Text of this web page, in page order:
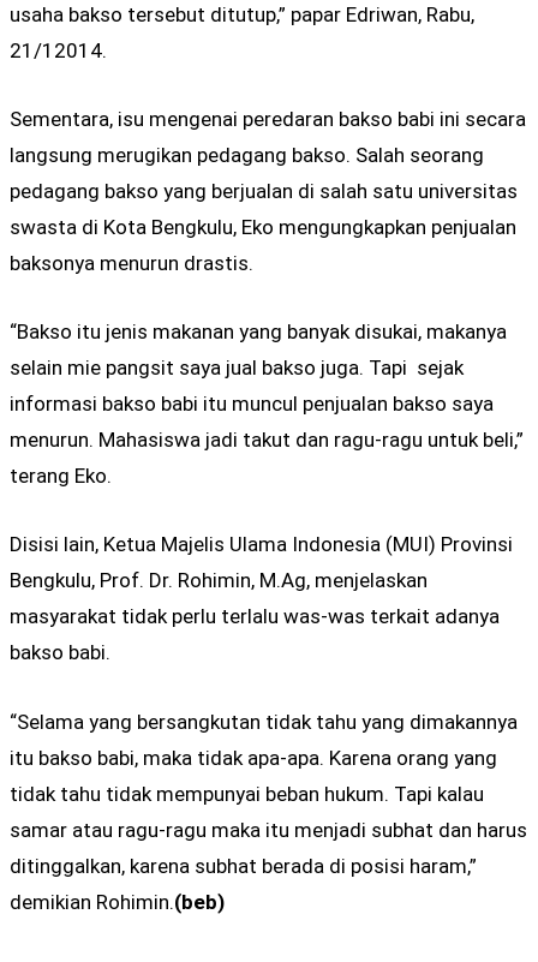
usaha bakso tersebut ditutup,” papar Edriwan, Rabu,
21/12014.
Sementara, isu mengenai peredaran bakso babi ini secara
langsung merugikan pedagang bakso. Salah seorang
pedagang bakso yang berjualan di salah satu universitas
swasta di Kota Bengkulu, Eko mengungkapkan penjualan
baksonya menurun drastis.
“Bakso itu jenis makanan yang banyak disukai, makanya
selain mie pangsit saya jual bakso juga. Tapi sejak
informasi bakso babi itu muncul penjualan bakso saya
menurun. Mahasiswa jadi takut dan ragu-ragu untuk beli,”
terang Eko.
Disisi lain, Ketua Majelis Ulama Indonesia (MUI) Provinsi
Bengkulu, Prof. Dr. Rohimin, M.Ag, menjelaskan
masyarakat tidak perlu terlalu was-was terkait adanya
bakso babi.
“Selama yang bersangkutan tidak tahu yang dimakannya
itu bakso babi, maka tidak apa-apa. Karena orang yang
tidak tahu tidak mempunyai beban hukum. Tapi kalau
samar atau ragu-ragu maka itu menjadi subhat dan harus
ditinggalkan, karena subhat berada di posisi haram,”
demikian Rohimin.(beb)